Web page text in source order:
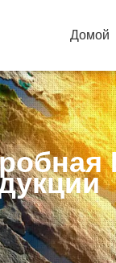
Домой